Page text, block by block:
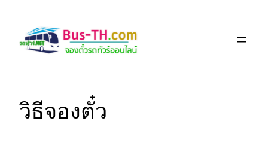
content
วิธีจองตั๋ว